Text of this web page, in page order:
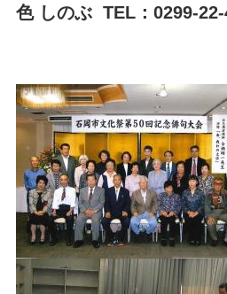
色 しのぶ TEL：0299-22-